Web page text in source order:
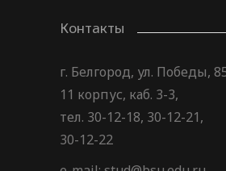
Контакты
г. Белгород, ул. Победы,
11 корпус, каб. 3-3,
тел. 30-12-18, 30-12-21,
30-12-22